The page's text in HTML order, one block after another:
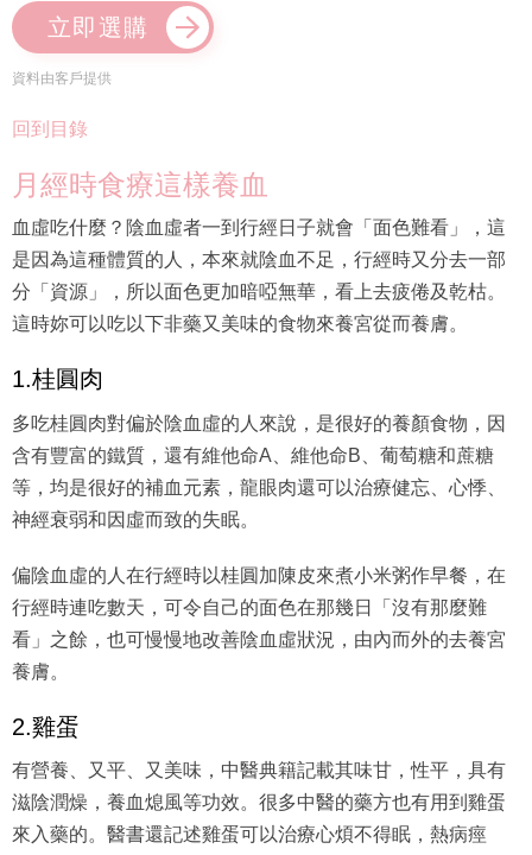
立即選購
資料由客戶提供
回到目錄
月經時食療這樣養血
血虛吃什麼？陰血虛者一到行經日子就會「面色難看」，這
是因為這種體質的人，本來就陰血不足，行經時又分去一部
分「資源」，所以面色更加暗啞無華，看上去疲倦及乾枯。
這時妳可以吃以下非藥又美味的食物來養宮從而養膚。
1.桂圓肉
多吃桂圓肉對偏於陰血虛的人來說，是很好的養顏食物，因
含有豐富的鐵質，還有維他命A、維他命B、葡萄糖和蔗糖
等，均是很好的補血元素，龍眼肉還可以治療健忘、心悸、
神經衰弱和因虛而致的失眠。
偏陰血虛的人在行經時以桂圓加陳皮來煮小米粥作早餐，在
行經時連吃數天，可令自己的面色在那幾日「沒有那麼難
看」之餘，也可慢慢地改善陰血虛狀況，由內而外的去養宮
養膚。
2.雞蛋
有營養、又平、又美味，中醫典籍記載其味甘，性平，具有
滋陰潤燥，養血熄風等功效。很多中醫的藥方也有用到雞蛋
來入藥的。醫書還記述雞蛋可以治療心煩不得眠，熱病痙